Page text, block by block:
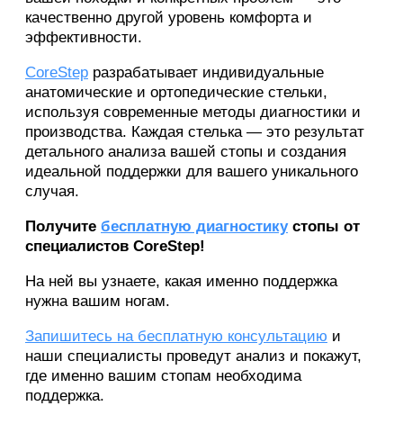
качественно другой уровень комфорта и
эффективности.
CoreStep разрабатывает индивидуальные
анатомические и ортопедические стельки,
используя современные методы диагностики и
производства. Каждая стелька — это результат
детального анализа вашей стопы и создания
идеальной поддержки для вашего уникального
случая.
Получите бесплатную диагностикустопы от
специалистов CoreStep!
На ней вы узнаете, какая именно поддержка
нужна вашим ногам.
Запишитесь на бесплатную консультацию и
наши специалисты проведут анализ и покажут,
где именно вашим стопам необходима
поддержка.